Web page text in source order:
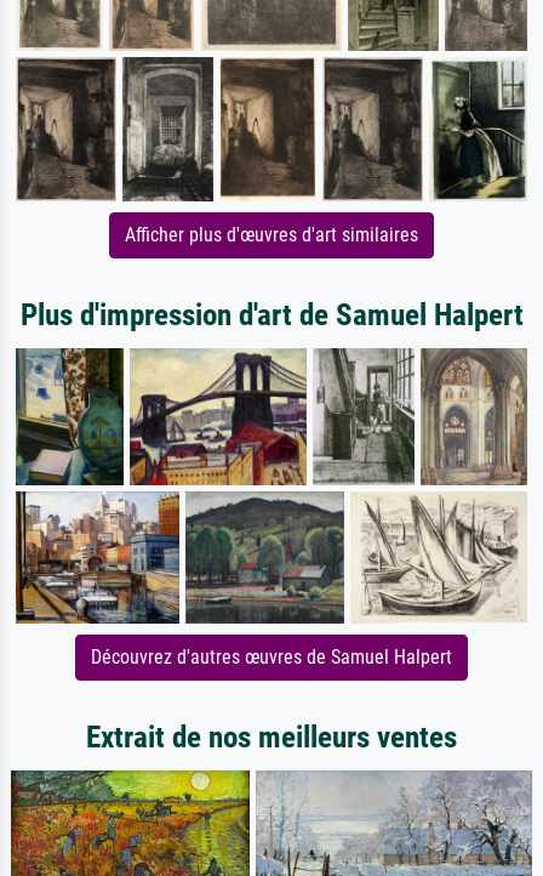
Afficher plus d'œuvres d'art similaires
Plus d'impression d'art de Samuel Halpert
Découvrez d'autres œuvres de Samuel Halpert
Extrait de nos meilleurs ventes